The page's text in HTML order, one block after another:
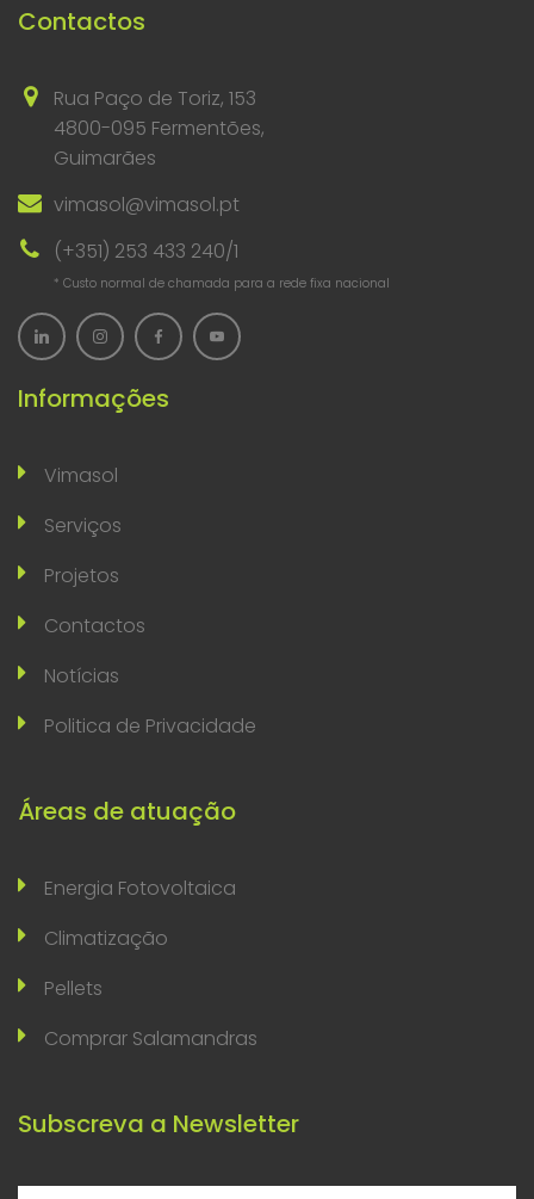
Contactos
Rua Paço de Toriz, 153
4800-095 Fermentões,
Guimarães
vimasol@vimasol.pt
(+351) 253 433 240/1
* Custo normal de chamada para a rede fixa nacional
Informações
Vimasol
Serviços
Projetos
Contactos
Notícias
Politica de Privacidade
Áreas de atuação
Energia Fotovoltaica
Climatização
Pellets
Comprar Salamandras
Subscreva a Newsletter